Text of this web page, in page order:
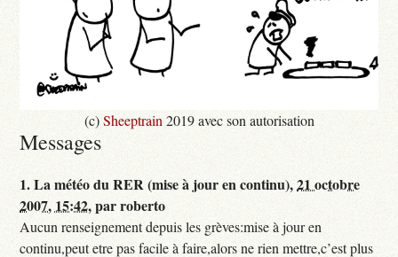
(c)Sheeptrain 2019 avec son autorisation
Messages
1.La météo du RER (mise à jour en continu),21 octobre
2007, 15:42,parroberto
Aucun renseignement depuis les grèves:mise à jour en
continu,peut etre pas facile à faire,alors ne rien mettre,c’est plus